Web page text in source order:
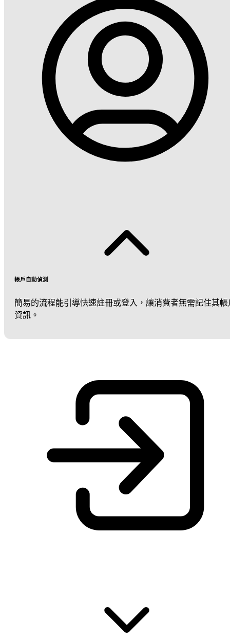
帳戶自動偵測
簡易的流程能引導快速註冊或登入，讓消費者無需記住其帳
資訊。